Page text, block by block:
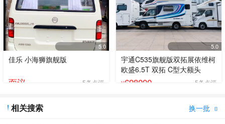
5.0
佳乐 小海狮旗舰版
面议 5条点评
5.0
宇通C535旗舰版双拓展依维柯
欧盛6.5T 双拓 C型大额头
¥698000 5条点评
换一批 
相关搜索